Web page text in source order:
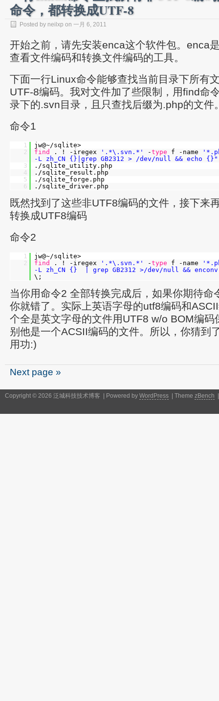
命令，都转换成UTF-8
Posted by neilxp on 一月 6, 2011
开始之前，请先安装enca这个软件包。enca
查看文件编码和转换文件编码的工具。
下面一行Linux命令能够查找当前目录下所有
UTF-8编码。我对文件加了些限制，用find命
录下的.svn目录，且只查找后缀为.php的文件
命令1
1
jw@~/sqlite>
2
find . ! -iregex '.*\.svn.*' -type f -name
-L zh_CN {}|grep GB2312 > /dev/null && echo {}"
3
./sqlite_utility.php
4
./sqlite_result.php
5
./sqlite_forge.php
6
./sqlite_driver.php
既然找到了这些非UTF8编码的文件，接下来
转换成UTF8编码
命令2
1
jw@~/sqlite>
2
find . ! -iregex '.*\.svn.*' -type f -name
-L zh_CN {} | grep GB2312 >/dev/null &&
\;
当你用命令2 全部转换完成后，如果你期待命
你就错了。实际上英语字母的utf8编码和
个全是英文字母的文件用UTF8 w/o BOM编
别他是一个ACSII编码的文件。所以，你猜到
用功:)
Next page »
Copyright © 2026 泛城科技技术博客 | Powered by WordPress | Theme zBench